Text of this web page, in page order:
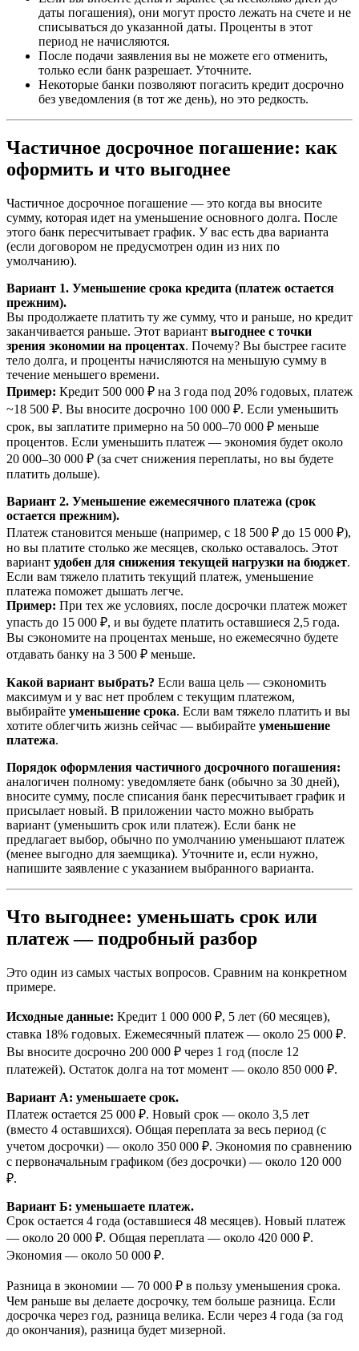
даты погашения), они могут просто лежать на счете и не
списываться до указанной даты. Проценты в этот
период не начисляются.
После подачи заявления вы не можете его отменить,
только если банк разрешает. Уточните.
Некоторые банки позволяют погасить кредит досрочно
без уведомления (в тот же день), но это редкость.
Частичное досрочное погашение: как
оформить и что выгоднее
Частичное досрочное погашение — это когда вы вносите
сумму, которая идет на уменьшение основного долга. После
этого банк пересчитывает график. У вас есть два варианта
(если договором не предусмотрен один из них по
умолчанию).
Вариант 1. Уменьшение срока кредита (платеж остается
прежним).
Вы продолжаете платить ту же сумму, что и раньше, но кредит
заканчивается раньше. Этот вариант выгоднее с точки
зрения экономии на процентах. Почему? Вы быстрее гасите
тело долга, и проценты начисляются на меньшую сумму в
течение меньшего времени.
Пример: Кредит 500 000 ₽ на 3 года под 20% годовых, платеж
~18 500 ₽. Вы вносите досрочно 100 000 ₽. Если уменьшить
срок, вы заплатите примерно на 50 000–70 000 ₽ меньше
процентов. Если уменьшить платеж — экономия будет около
20 000–30 000 ₽ (за счет снижения переплаты, но вы будете
платить дольше).
Вариант 2. Уменьшение ежемесячного платежа (срок
остается прежним).
Платеж становится меньше (например, с 18 500 ₽ до 15 000 ₽),
но вы платите столько же месяцев, сколько оставалось. Этот
вариант удобен для снижения текущей нагрузки на бюджет.
Если вам тяжело платить текущий платеж, уменьшение
платежа поможет дышать легче.
Пример: При тех же условиях, после досрочки платеж может
упасть до 15 000 ₽, и вы будете платить оставшиеся 2,5 года.
Вы сэкономите на процентах меньше, но ежемесячно будете
отдавать банку на 3 500 ₽ меньше.
Какой вариант выбрать? Если ваша цель — сэкономить
максимум и у вас нет проблем с текущим платежом,
выбирайте уменьшение срока. Если вам тяжело платить и вы
хотите облегчить жизнь сейчас — выбирайте уменьшение
платежа.
Порядок оформления частичного досрочного погашения:
аналогичен полному: уведомляете банк (обычно за 30 дней),
вносите сумму, после списания банк пересчитывает график и
присылает новый. В приложении часто можно выбрать
вариант (уменьшить срок или платеж). Если банк не
предлагает выбор, обычно по умолчанию уменьшают платеж
(менее выгодно для заемщика). Уточните и, если нужно,
напишите заявление с указанием выбранного варианта.
Что выгоднее: уменьшать срок или
платеж — подробный разбор
Это один из самых частых вопросов. Сравним на конкретном
примере.
Исходные данные: Кредит 1 000 000 ₽, 5 лет (60 месяцев),
ставка 18% годовых. Ежемесячный платеж — около 25 000 ₽.
Вы вносите досрочно 200 000 ₽ через 1 год (после 12
платежей). Остаток долга на тот момент — около 850 000 ₽.
Вариант А: уменьшаете срок.
Платеж остается 25 000 ₽. Новый срок — около 3,5 лет
(вместо 4 оставшихся). Общая переплата за весь период (с
учетом досрочки) — около 350 000 ₽. Экономия по сравнению
с первоначальным графиком (без досрочки) — около 120 000
₽.
Вариант Б: уменьшаете платеж.
Срок остается 4 года (оставшиеся 48 месяцев). Новый платеж
— около 20 000 ₽. Общая переплата — около 420 000 ₽.
Экономия — около 50 000 ₽.
Разница в экономии — 70 000 ₽ в пользу уменьшения срока.
Чем раньше вы делаете досрочку, тем больше разница. Если
досрочка через год, разница велика. Если через 4 года (за год
до окончания), разница будет мизерной.